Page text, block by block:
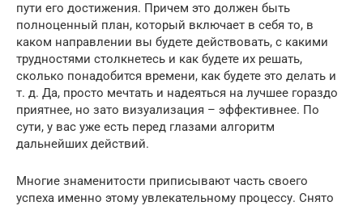
пути его достижения. Причем это должен быть
полноценный план, который включает в себя то, в
каком направлении вы будете действовать, с какими
трудностями столкнетесь и как будете их решать,
сколько понадобится времени, как будете это делать и
т. д. Да, просто мечтать и надеяться на лучшее гораздо
приятнее, но зато визуализация – эффективнее. По
сути, у вас уже есть перед глазами алгоритм
дальнейших действий.
Многие знаменитости приписывают часть своего
успеха именно этому увлекательному процессу. Снято